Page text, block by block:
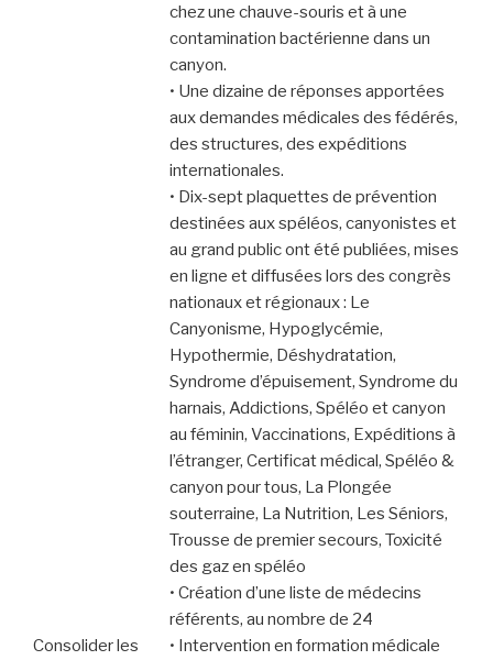
Consolider les
chez une chauve-souris et à une
contamination bactérienne dans un
canyon.
• Une dizaine de réponses apportées
aux demandes médicales des fédérés,
des structures, des expéditions
internationales.
• Dix-sept plaquettes de prévention
destinées aux spéléos, canyonistes et
au grand public ont été publiées, mises
en ligne et diffusées lors des congrès
nationaux et régionaux : Le
Canyonisme, Hypoglycémie,
Hypothermie, Déshydratation,
Syndrome d’épuisement, Syndrome du
harnais, Addictions, Spéléo et canyon
au féminin, Vaccinations, Expéditions à
l’étranger, Certificat médical, Spéléo &
canyon pour tous, La Plongée
souterraine, La Nutrition, Les Séniors,
Trousse de premier secours, Toxicité
des gaz en spéléo
• Création d’une liste de médecins
référents, au nombre de 24
• Intervention en formation médicale